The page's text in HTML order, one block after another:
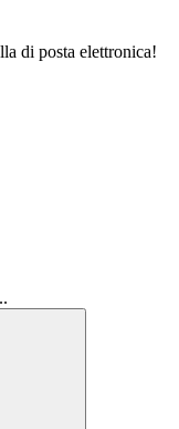
di posta elettronica!